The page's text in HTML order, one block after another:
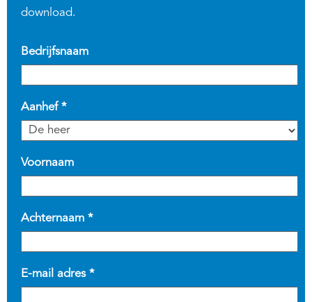
download.
Bedrijfsnaam
Aanhef *
Voornaam
Achternaam *
E-mail adres *